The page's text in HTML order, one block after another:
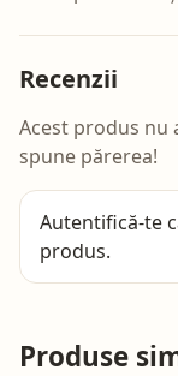
Recenzii
Acest produs nu
spune părerea!
Autentifică-te
produs.
Produse